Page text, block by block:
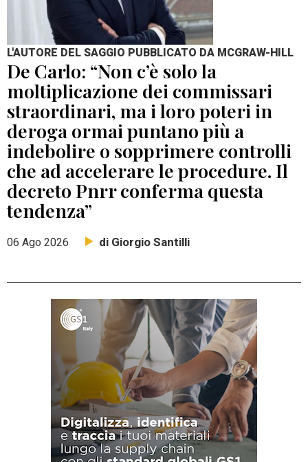
L'AUTORE DEL SAGGIO PUBBLICATO DA MCGRAW-HILL
De Carlo: “Non c’è solo la
moltiplicazione dei commissari
straordinari, ma i loro poteri in
deroga ormai puntano più a
indebolire o sopprimere controlli
che ad accelerare le procedure. Il
decreto Pnrr conferma questa
tendenza”
06 Ago 2026 di Giorgio Santilli